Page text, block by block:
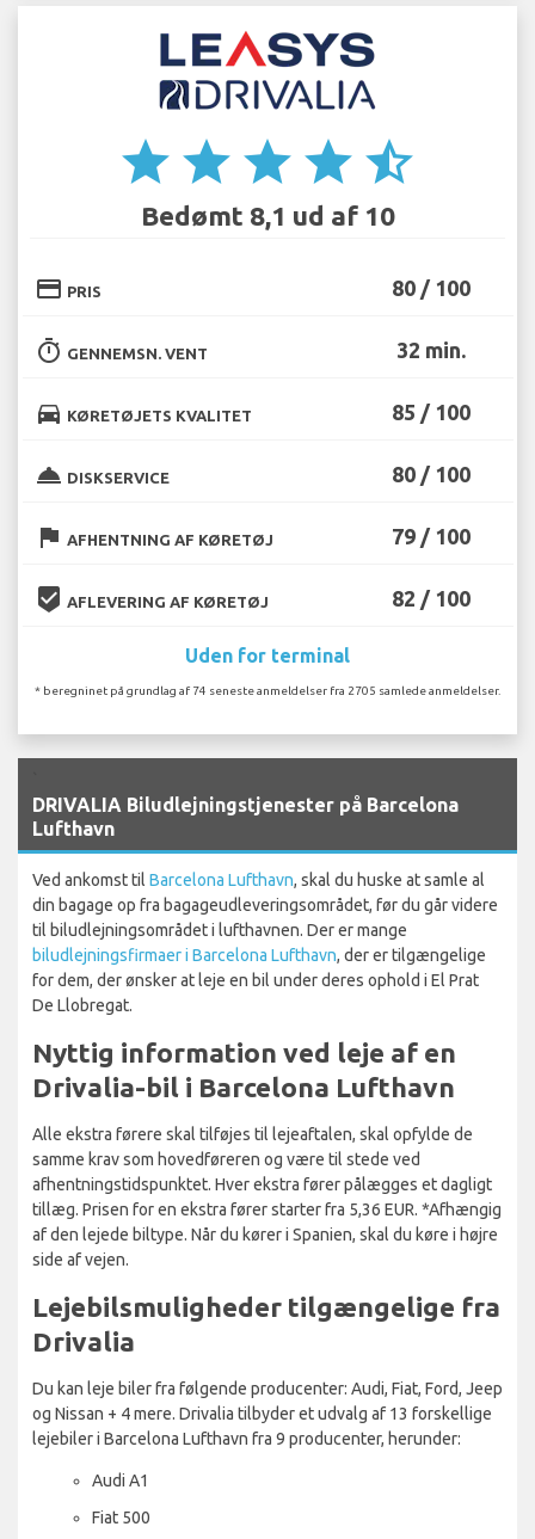
star star star star star_half
Bedømt 8,1 ud af 10
credit_card PRIS 80 / 100
timer GENNEMSN. VENT 32 min.
directions_car KØRETØJETS KVALITET 85 / 100
room_service DISKSERVICE 80 / 100
flag AFHENTNING AF KØRETØJ 79 / 100
beenhere AFLEVERING AF KØRETØJ 82 / 100
Uden for terminal
* beregninet på grundlag af 74 seneste anmeldelser fra 2705 samlede anmeldelser.
DRIVALIA Biludlejningstjenester på Barcelona
Lufthavn
Ved ankomst til Barcelona Lufthavn, skal du huske at samle al
din bagage op fra bagageudleveringsområdet, før du går videre
til biludlejningsområdet i lufthavnen. Der er mange
biludlejningsfirmaer i Barcelona Lufthavn, der er tilgængelige
for dem, der ønsker at leje en bil under deres ophold i El Prat
De Llobregat.
Nyttig information ved leje af en
Drivalia-bil i Barcelona Lufthavn
Alle ekstra førere skal tilføjes til lejeaftalen, skal opfylde de
samme krav som hovedføreren og være til stede ved
afhentningstidspunktet. Hver ekstra fører pålægges et dagligt
tillæg. Prisen for en ekstra fører starter fra 5,36 EUR. *Afhængig
af den lejede biltype. Når du kører i Spanien, skal du køre i højre
side af vejen.
Lejebilsmuligheder tilgængelige fra
Drivalia
Du kan leje biler fra følgende producenter: Audi, Fiat, Ford, Jeep
og Nissan + 4 mere. Drivalia tilbyder et udvalg af 13 forskellige
lejebiler i Barcelona Lufthavn fra 9 producenter, herunder:
Audi A1
Fiat 500